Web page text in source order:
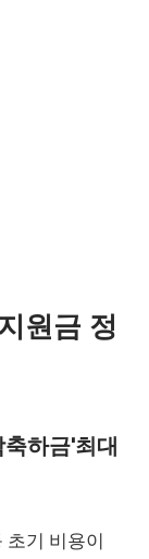
원금 정
축하금'최대
초기 비용이